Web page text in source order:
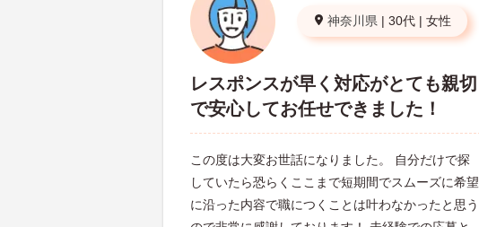
神奈川県 | 30代 | 女性
レスポンスが早く対応がとても親切
で安心してお任せできました！
この度は大変お世話になりました。 自分だけで探
していたら恐らくここまで短期間でスムーズに希望
に沿った内容で職につくことは叶わなかったと思う